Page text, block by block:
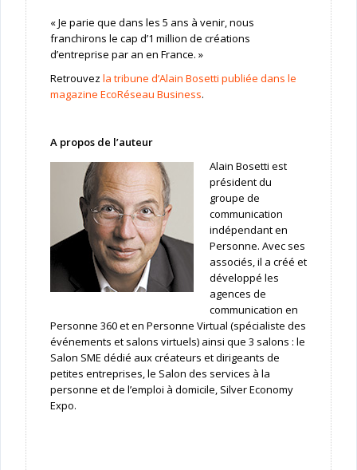
« Je parie que dans les 5 ans à venir, nous
franchirons le cap d’1 million de créations
d’entreprise par an en France. »
Retrouvez la tribune d’Alain Bosetti publiée dans le
magazine EcoRéseau Business.
A propos de l’auteur
Alain Bosetti est
président du
groupe de
communication
indépendant en
Personne. Avec ses
associés, il a créé et
développé les
agences de
communication en
Personne 360 et en Personne Virtual (spécialiste des
événements et salons virtuels) ainsi que 3 salons : le
Salon SME dédié aux créateurs et dirigeants de
petites entreprises, le Salon des services à la
personne et de l’emploi à domicile, Silver Economy
Expo.